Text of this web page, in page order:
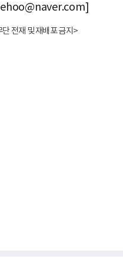
전재 및 재배포 금지>